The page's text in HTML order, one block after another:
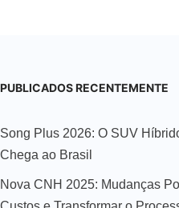
PUBLICADOS RECENTEMENTE
Song Plus 2026: O SUV
Chega ao Brasil
Nova CNH 2025: Mudanças